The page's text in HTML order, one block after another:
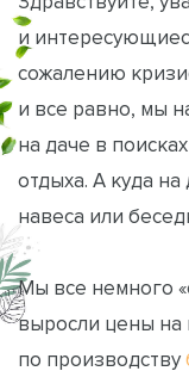
и
сожалению
и все равно, мы
на даче в
отдыха. А куда
навеса или
Мы все немного
выросли цены на
по производству